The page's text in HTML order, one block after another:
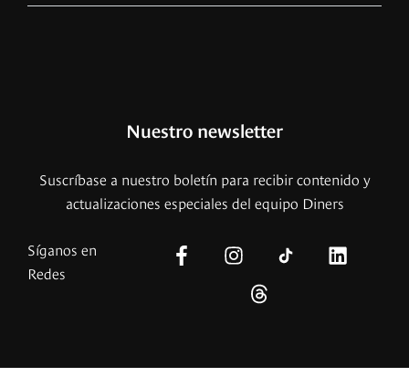
Nuestro newsletter
Suscríbase a nuestro boletín para recibir contenido y
actualizaciones especiales del equipo Diners
Síganos en
Redes